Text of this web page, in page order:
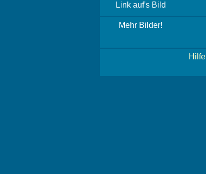
Link auf's Bild
Mehr Bilder!
Hilfe